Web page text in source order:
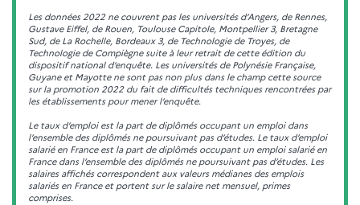
Les données 2022 ne couvrent pas les universités d’Angers, de Rennes,
Gustave Eiffel, de Rouen, Toulouse Capitole, Montpellier 3, Bretagne
Sud, de La Rochelle, Bordeaux 3, de Technologie de Troyes, de
Technologie de Compiègne suite à leur retrait de cette édition du
dispositif national d’enquête. Les universités de Polynésie Française,
Guyane et Mayotte ne sont pas non plus dans le champ cette source
sur la promotion 2022 du fait de difficultés techniques rencontrées par
les établissements pour mener l’enquête.
Le taux d’emploi est la part de diplômés occupant un emploi dans
l’ensemble des diplômés ne poursuivant pas d’études. Le taux d’emploi
salarié en France est la part de diplômés occupant un emploi salarié en
France dans l’ensemble des diplômés ne poursuivant pas d’études. Les
salaires affichés correspondent aux valeurs médianes des emplois
salariés en France et portent sur le salaire net mensuel, primes
comprises.